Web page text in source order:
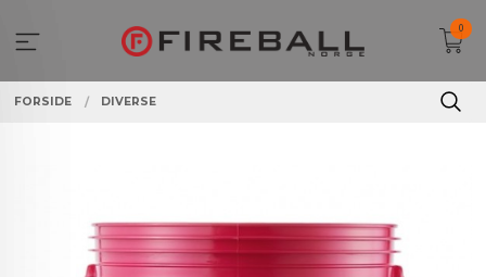
innholdet
0
FORSIDE DIVERSE